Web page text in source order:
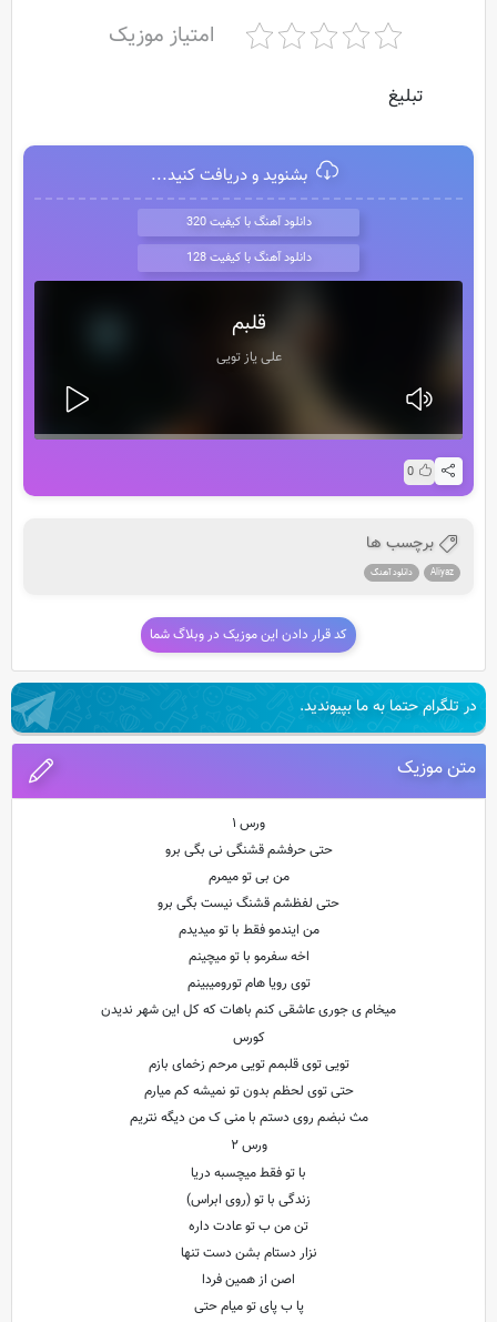
امتیاز موزیک
تبلیغ
بشنوید و دریافت کنید...
دانلود آهنگ با کیفیت 320
دانلود آهنگ با کیفیت 128
قلبم
علی یاز تویی
0
برچسب ها
Aliyaz دانلود آهنگ
کد قرار دادن این موزیک در وبلاگ شما
در تلگرام حتما به ما بپیوندید.
متن موزیک
ورس ۱
حتی حرفشم قشنگی نی بگی برو
من بی تو میمرم
حتی لفظشم قشنگ نیست بگی برو
من ایندمو فقط با تو میدیدم
اخه سفرمو با تو میچینم
توی رویا هام تورومیبینم
میخام ی جوری عاشقی کنم باهات که کل این شهر ندیدن
کورس
تویی توی قلبمم تویی مرحم زخمای بازم
حتی توی لحظم بدون تو نمیشه کم میارم
مث نبضم روی دستم با منی ک من دیگه نتریم
ورس ۲
با تو فقط میچسبه دریا
زندگی با تو (روی ابراس)
تن من ب تو عادت داره
نزار دستام بشن دست تنها
اصن از همین فردا
پا ب پای تو میام حتی